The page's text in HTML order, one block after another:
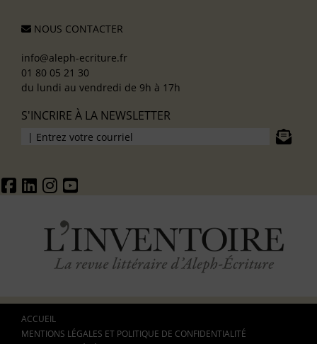
NOUS CONTACTER
info@aleph-ecriture.fr
01 80 05 21 30
du lundi au vendredi de 9h à 17h
S'INCRIRE À LA NEWSLETTER
ACCUEIL
MENTIONS LÉGALES ET POLITIQUE DE CONFIDENTIALITÉ